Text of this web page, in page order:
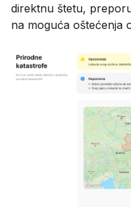
direktnu štetu,
na moguća oštećenja